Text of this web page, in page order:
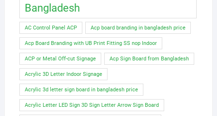
Bangladesh
AC Control Panel ACP Acp board branding in bangladesh price
Acp Board Branding with UB Print Fitting SS nop Indoor
ACP or Metal Off-cut Signage Acp Sign Board from Bangladesh
Acrylic 3D Letter Indoor Signage
Acrylic 3d letter sign board in bangladesh price
Acrylic Letter LED Sign 3D Sign Letter Arrow Sign Board